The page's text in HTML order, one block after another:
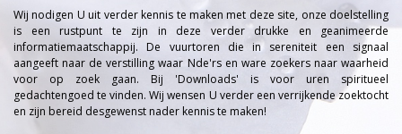
Wij nodigen U uit verder kennis te maken met deze site, onze doelstelling
is een rustpunt te zijn in deze verder drukke en geanimeerde
informatiemaatschappij. De vuurtoren die in sereniteit een signaal
aangeeft naar de verstilling waar Nde'rs en ware zoekers naar waarheid
voor op zoek gaan. Bij 'Downloads' is voor uren spiritueel
gedachtengoed te vinden. Wij wensen U verder een verrijkende zoektocht
en zijn bereid desgewenst nader kennis te maken!